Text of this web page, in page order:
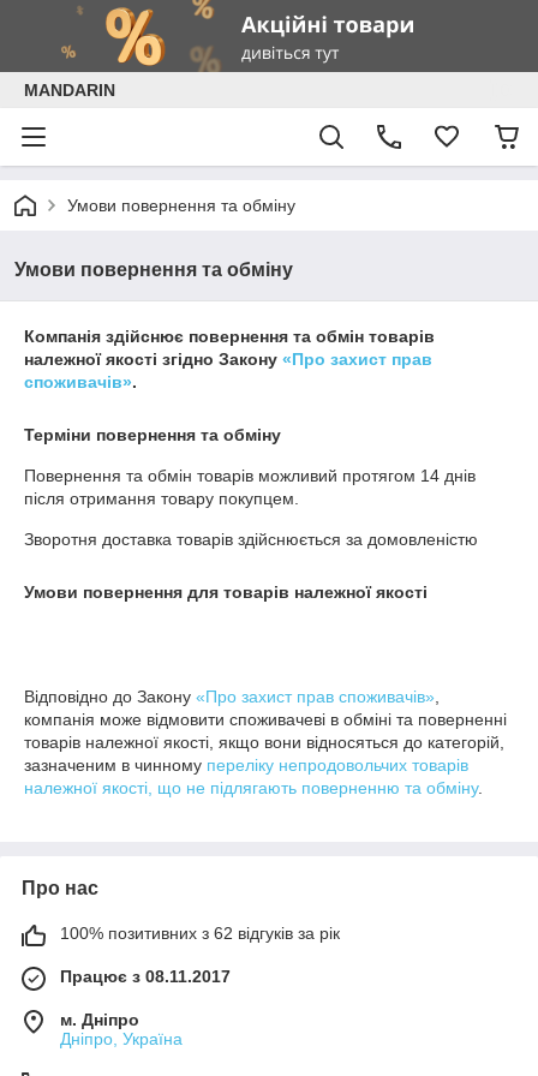
MANDARIN
Умови повернення та обміну
Умови повернення та обміну
Компанія здійснює повернення та обмін товарів
належної якості згідно Закону «Про захист прав
споживачів».
Терміни повернення та обміну
Повернення та обмін товарів можливий протягом 14 днів
після отримання товару покупцем.
Зворотня доставка товарів здійснюється за домовленістю
Умови повернення для товарів належної якості
Відповідно до Закону «Про захист прав споживачів»
компанія може відмовити споживачеві в обміні та поверненні
товарів належної якості, якщо вони відносяться до категорій,
зазначеним в чинному переліку непродовольчих товарів
належної якості, що не підлягають поверненню та обміну.
Про нас
100% позитивних з 62 відгуків за рік
Працює з 08.11.2017
м. Дніпро
Дніпро, Україна